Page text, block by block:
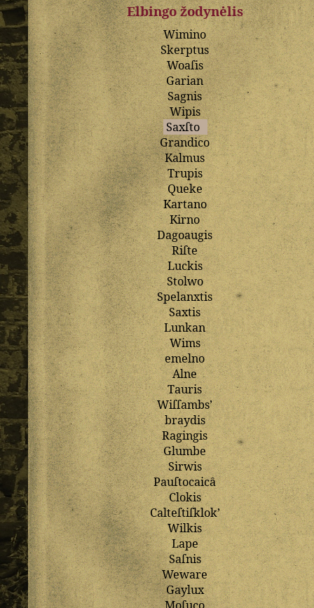
Elbingo žodynėlis
Wimino
Skerptus
Woaſis
Garian
Sagnis
Wipis
Saxſto
Grandico
Kalmus
Trupis
Queke
Kartano
Kirno
Dagoaugis
Riſte
Luckis
Stolwo
Spelanxtis
Saxtis
Lunkan
Wims
emelno
Alne
Tauris
Wiſſambs’
braydis
Ragingis
Glumbe
Sirwis
Pauſtocaicȃ
Clokis
Calteſtiſklok’
Wilkis
Lape
Saſnis
Weware
Gaylux